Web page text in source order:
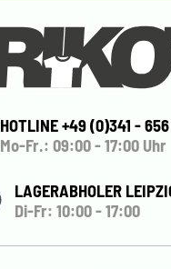
HOTLINE +49 (0)341 -
Mo-Fr.: 09:00 - 17:00 Uhr
LAGERABHOLER
Di-Fr: 10:00 - 17:00